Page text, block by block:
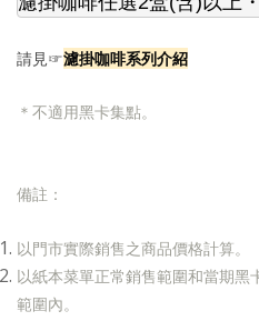
請見☞濾掛咖啡系列介紹
＊ 不適用黑卡集點。
備註：
以門市實際銷售之商品價格計算。
以紙本菜單正常銷售範圍和當期黑
範圍內。